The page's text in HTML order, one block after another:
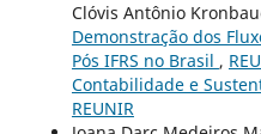
Clóvis Antônio
Demonstração dos
Pós IFRS no Brasil ,
Contabilidade e
REUNIR